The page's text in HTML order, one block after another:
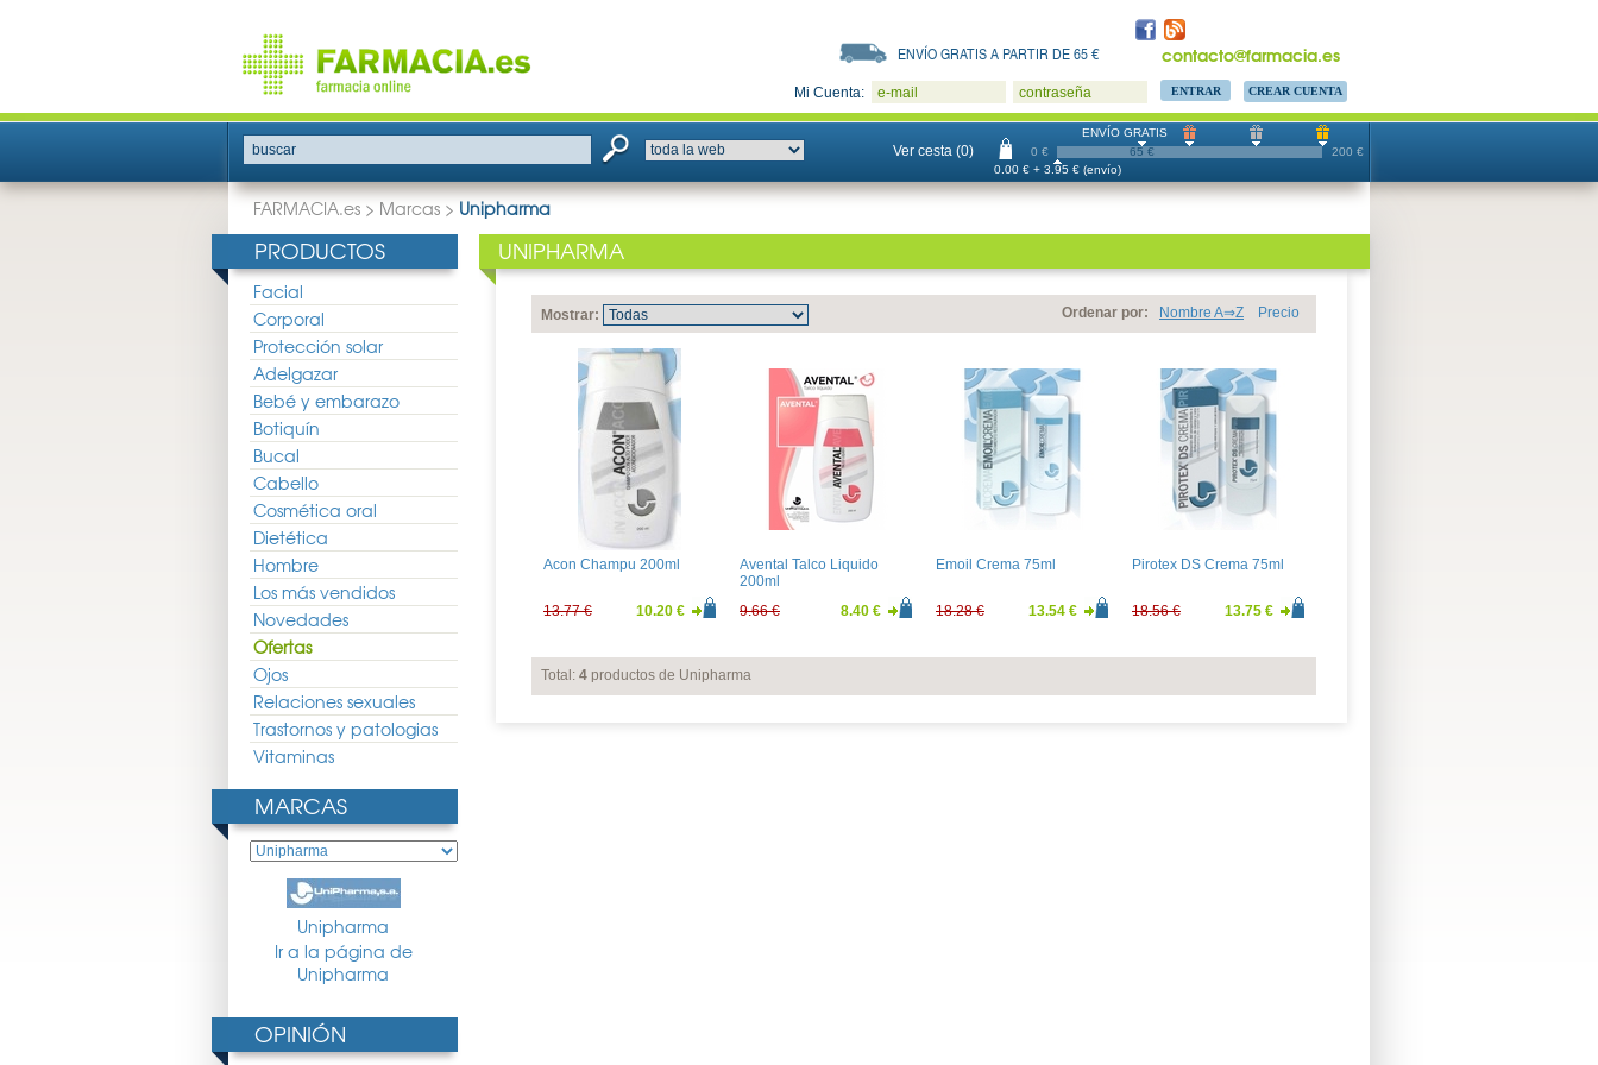
contacto@farmacia.es
ENVÍO GRATIS A PARTIR DE 65 €
Mi Cuenta: e-mail contraseña CREAR CUENTA
buscar Ver cesta (0) 0 € 200 €
ENVÍO GRATIS
65 €
0.00 € + 3.95 € (envío)
FARMACIA.es > Marcas > Unipharma
PRODUCTOS
Facial
Corporal
Protección solar
Adelgazar
Bebé y embarazo
Botiquín
Bucal
Cabello
Cosmética oral
Dietética
Hombre
Los más vendidos
Novedades
Ofertas
Ojos
Relaciones sexuales
Trastornos y patologias
Vitaminas
MARCAS
Unipharma
Ir a la página de
Unipharma
OPINIÓN
UNIPHARMA
Mostrar: Ordenar por: Nombre A⇒Z Precio
Acon Champu 200ml
13.77 € 10.20 €
Avental Talco Liquido
200ml
9.66 €
8.40 €
Emoil Crema 75ml
18.28 € 13.54 €
Pirotex DS Crema 75ml
18.56 € 13.75 €
Total: 4 productos de Unipharma